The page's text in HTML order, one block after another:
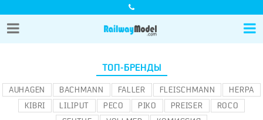
ТОП-БРЕНДЫ
AUHAGEN BACHMANN FALLER FLEISCHMANN
HERPA
KIBRI
LILIPUT PECO PIKO PREISER
ROCO